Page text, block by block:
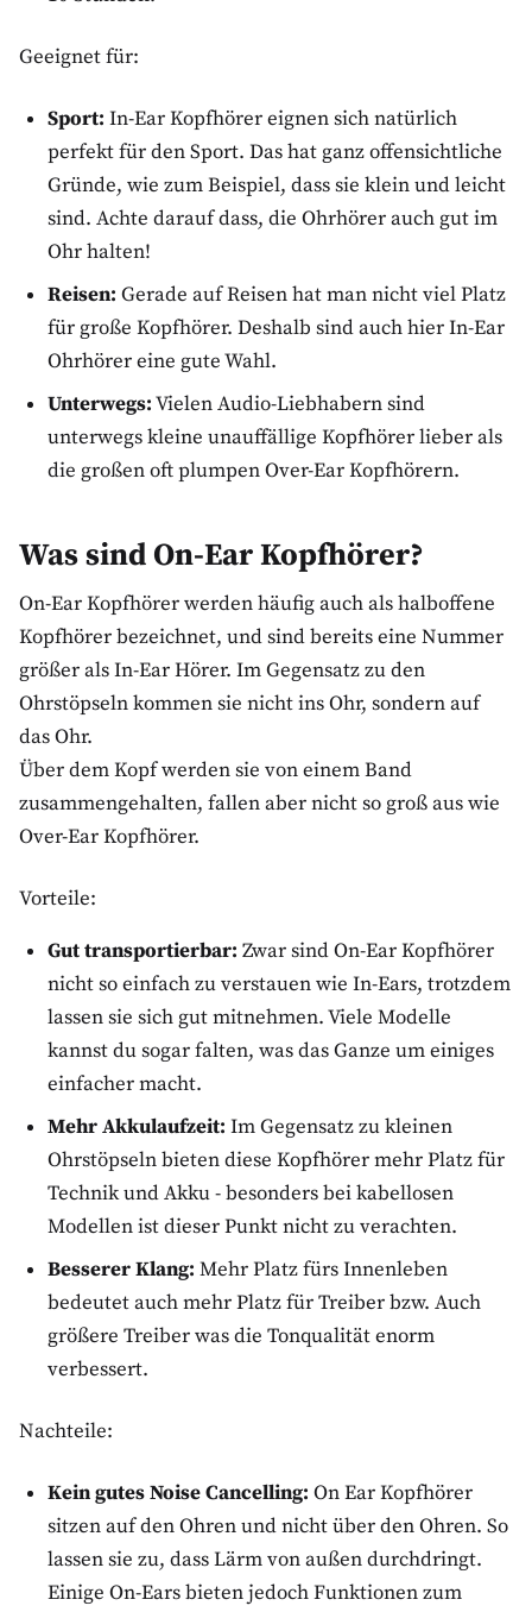
Geeignet für:
Sport: In-Ear Kopfhörer eignen sich natürlich
perfekt für den Sport. Das hat ganz offensichtliche
Gründe, wie zum Beispiel, dass sie klein und leicht
sind. Achte darauf dass, die Ohrhörer auch gut im
Ohr halten!
Reisen: Gerade auf Reisen hat man nicht viel Platz
für große Kopfhörer. Deshalb sind auch hier In-Ear
Ohrhörer eine gute Wahl.
Unterwegs:Vielen Audio-Liebhabern sind
unterwegs kleine unauffällige Kopfhörer lieber als
die großen oft plumpen Over-Ear Kopfhörern.
Was sind On-Ear Kopfhörer?
On-Ear Kopfhörer werden häufig auch als halboffene
Kopfhörer bezeichnet, und sind bereits eine Nummer
größer als In-Ear Hörer. Im Gegensatz zu den
Ohrstöpseln kommen sie nicht ins Ohr, sondern auf
das Ohr.
Über dem Kopf werden sie von einem Band
zusammengehalten, fallen aber nicht so groß aus wie
Over-Ear Kopfhörer.
Vorteile:
Gut transportierbar: Zwar sind On-Ear Kopfhörer
nicht so einfach zu verstauen wie In-Ears, trotzdem
lassen sie sich gut mitnehmen. Viele Modelle
kannst du sogar falten, was das Ganze um einiges
einfacher macht.
Mehr Akkulaufzeit: Im Gegensatz zu kleinen
Ohrstöpseln bieten diese Kopfhörer mehr Platz für
Technik und Akku - besonders bei kabellosen
Modellen ist dieser Punkt nicht zu verachten.
Besserer Klang: Mehr Platz fürs Innenleben
bedeutet auch mehr Platz für Treiber bzw. Auch
größere Treiber was die Tonqualität enorm
verbessert.
Nachteile:
Kein gutes Noise Cancelling: On Ear Kopfhörer
sitzen auf den Ohren und nicht über den Ohren. So
lassen sie zu, dass Lärm von außen durchdringt.
Einige On-Ears bieten jedoch Funktionen zum